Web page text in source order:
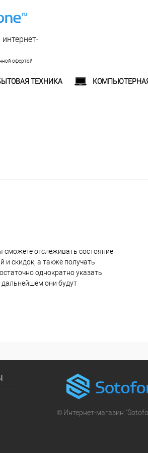
офертой
ТЕХНИКА
сможете отслеживать состояние
и скидок, а также получать
однократно указать
дальнейшем они будут
© Интернет-магазин